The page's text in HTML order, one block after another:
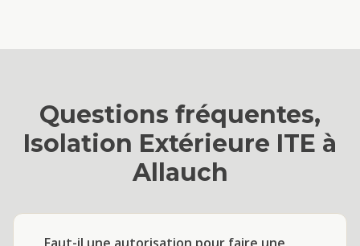
Questions fréquentes,
Isolation Extérieure ITE à
Allauch